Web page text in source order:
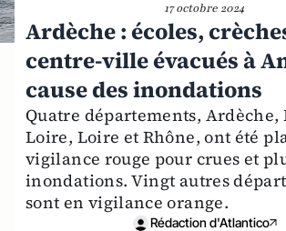
17 octobre 2024
Ardèche : écoles,
centre-ville évacués à
cause des inondations
Quatre départements, Ardèche,
Loire, Loire et Rhône, ont été
vigilance rouge pour crues et
inondations. Vingt autres
sont en vigilance orange.
Rédaction d'Atlantico